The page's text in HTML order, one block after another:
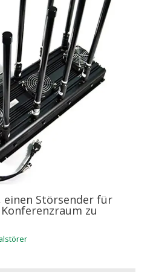
einen Störsender für
zu